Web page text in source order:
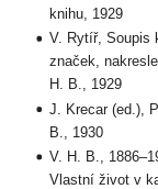
knihu, 1929
V. Rytíř, Soupis
značek,
H. B., 1929
J. Krecar (ed.),
B., 1930
V. H. B.,
Vlastní život v